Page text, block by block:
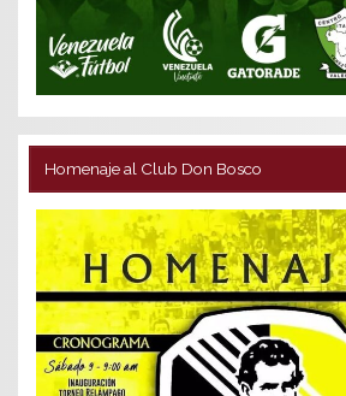
Homenaje al Club Don Bosco